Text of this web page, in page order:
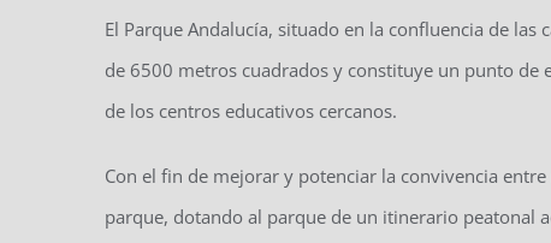
El Parque Andalucía, situado en la confluencia de
de 6500 metros cuadrados y constituye un punto de
de los centros educativos cercanos.
Con el fin de mejorar y potenciar la convivencia
parque, dotando al parque de un itinerario peatonal